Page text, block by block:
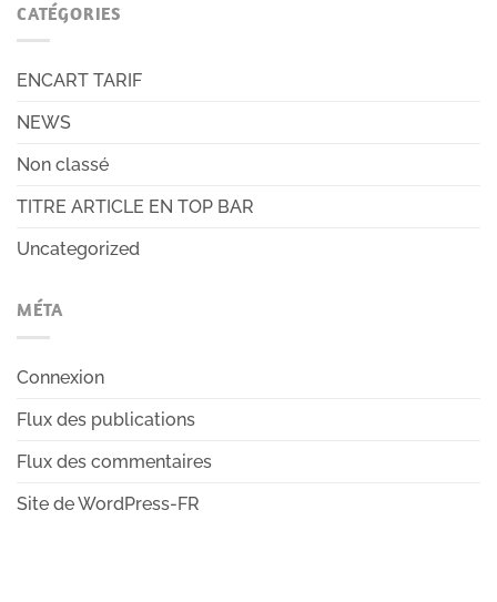
CATÉGORIES
ENCART TARIF
NEWS
Non classé
TITRE ARTICLE EN TOP BAR
Uncategorized
MÉTA
Connexion
Flux des publications
Flux des commentaires
Site de WordPress-FR